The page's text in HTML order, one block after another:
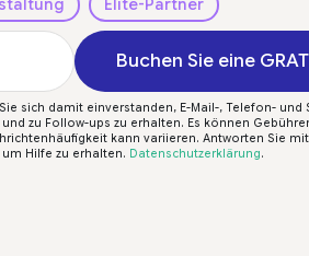
Elite-Partner
Buchen Sie eine
sich damit einverstanden, E-Mail-, Telefon- und
zu Follow-ups zu erhalten. Es können
kann variieren. Antworten Sie mit
Hilfe zu erhalten. Datenschutzerklärung.